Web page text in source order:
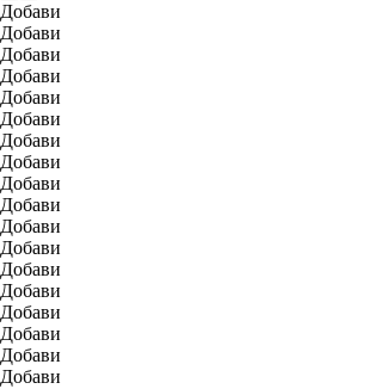
Добави
Добави
Добави
Добави
Добави
Добави
Добави
Добави
Добави
Добави
Добави
Добави
Добави
Добави
Добави
Добави
Добави
Добави